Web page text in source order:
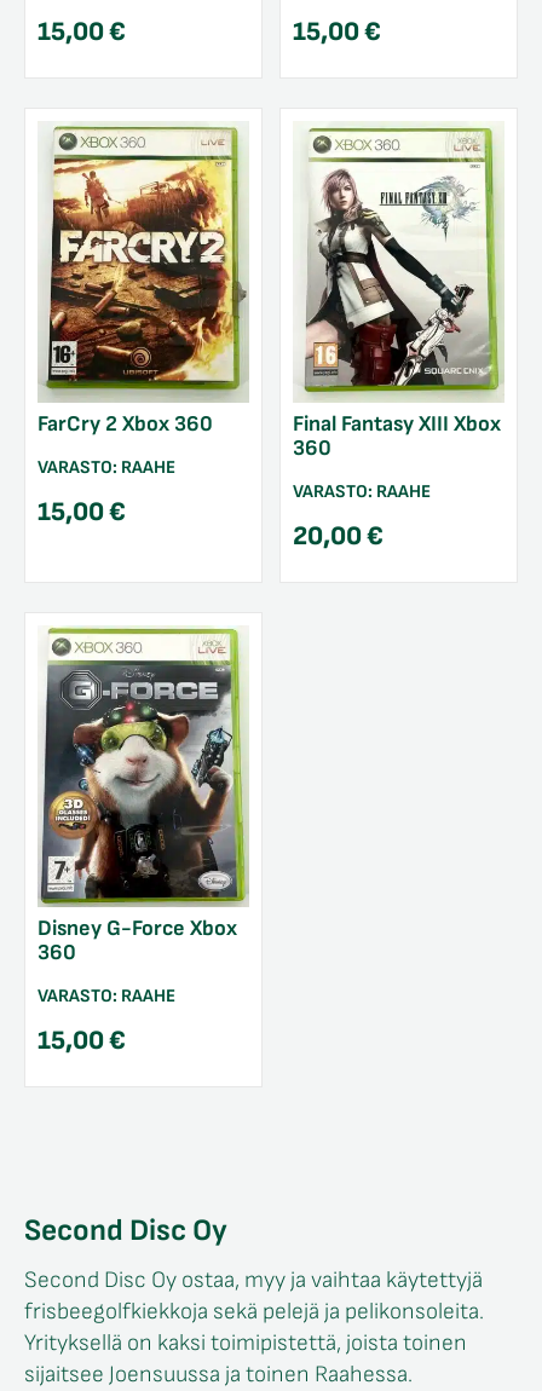
15,00€ 15,00€
FarCry 2 Xbox 360
VARASTO: RAAHE
15,00€
Final Fantasy XIII Xbox
360
VARASTO: RAAHE
20,00€
Disney G-Force Xbox
360
VARASTO: RAAHE
15,00€
Second Disc Oy
Second Disc Oy ostaa, myy ja vaihtaa käytettyjä
frisbeegolfkiekkoja sekä pelejä ja pelikonsoleita.
Yrityksellä on kaksi toimipistettä, joista toinen
sijaitsee Joensuussa ja toinen Raahessa.